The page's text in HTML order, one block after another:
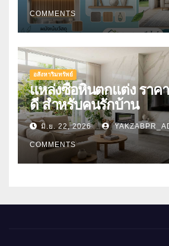
COMMENTS
อสังหาริมทรัพย์
แหล่งซื้อหินตกแต่ง รา
ดี สำหรับคนรักบ้าน
มิ.ย. 22, 2026
COMMENTS